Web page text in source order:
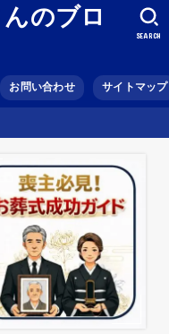
のブロ
お問い合わせ サイトマップ
SEARCH